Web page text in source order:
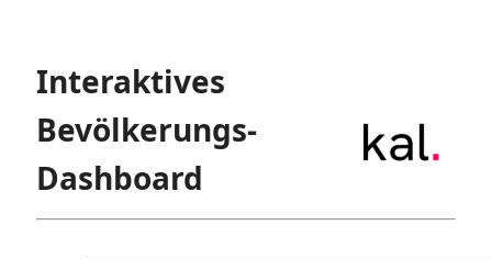
Interaktives
Bevölkerungs-
Dashboard